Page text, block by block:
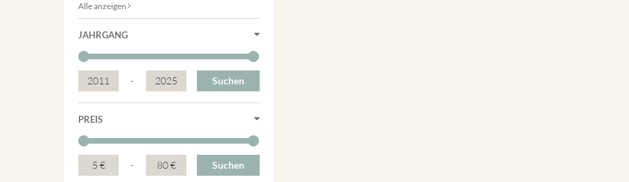
Alle anzeigen
JAHRGANG
2011 - 2025 Suchen
PREIS
5 € - 80 € Suchen